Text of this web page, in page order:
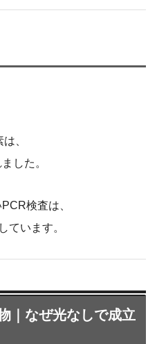
、
した。
検査は、
ています。
｜なぜ光なしで成立